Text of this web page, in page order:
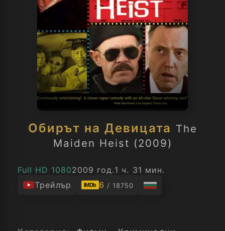
Обирът на Девицата The
Maiden Heist (2009)
Full HD 10802009 год.1 ч. 31 мин.
Трейлър
IMDb 6 / 18750